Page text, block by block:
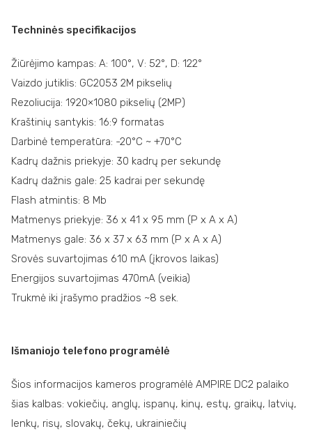
Techninės specifikacijos
Žiūrėjimo kampas: A: 100°, V: 52°, D: 122°
Vaizdo jutiklis: GC2053 2M pikselių
Rezoliucija: 1920×1080 pikselių (2MP)
Kraštinių santykis: 16:9 formatas
Darbinė temperatūra: -20°C ~ +70°C
Kadrų dažnis priekyje: 30 kadrų per sekundę
Kadrų dažnis gale: 25 kadrai per sekundę
Flash atmintis: 8 Mb
Matmenys priekyje: 36 x 41 x 95 mm (P x A x A)
Matmenys gale: 36 x 37 x 63 mm (P x A x A)
Srovės suvartojimas 610 mA (įkrovos laikas)
Energijos suvartojimas 470mA (veikia)
Trukmė iki įrašymo pradžios ~8 sek.
Išmaniojo telefono programėlė
Šios informacijos kameros programėlė AMPIRE DC2 palaiko
šias kalbas: vokiečių, anglų, ispanų, kinų, estų, graikų, latvių,
lenkų, risų, slovakų, čekų, ukrainiečių